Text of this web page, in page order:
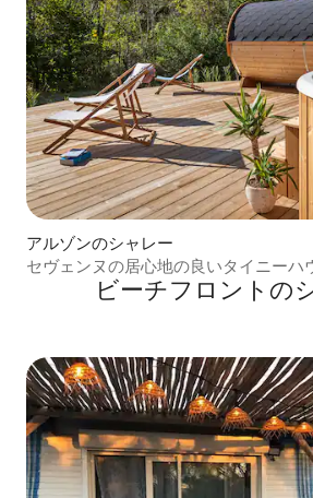
アルゾンのシャレー
セヴェンヌの居心地の良いタイニーハ
ビーチフロントの